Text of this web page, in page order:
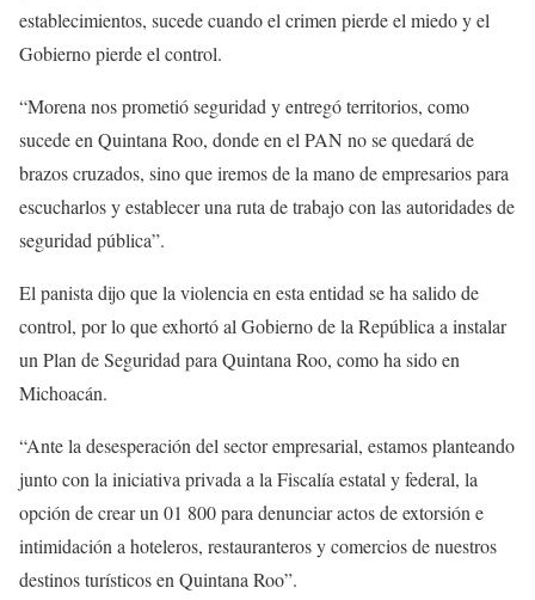
establecimientos, sucede cuando el crimen pierde el miedo y el
Gobierno pierde el control.
“Morena nos prometió seguridad y entregó territorios, como
sucede en Quintana Roo, donde en el PAN no se quedará de
brazos cruzados, sino que iremos de la mano de empresarios para
escucharlos y establecer una ruta de trabajo con las autoridades de
seguridad pública”.
El panista dijo que la violencia en esta entidad se ha salido de
control, por lo que exhortó al Gobierno de la República a instalar
un Plan de Seguridad para Quintana Roo, como ha sido en
Michoacán.
“Ante la desesperación del sector empresarial, estamos planteando
junto con la iniciativa privada a la Fiscalía estatal y federal, la
opción de crear un 01 800 para denunciar actos de extorsión e
intimidación a hoteleros, restauranteros y comercios de nuestros
destinos turísticos en Quintana Roo”.